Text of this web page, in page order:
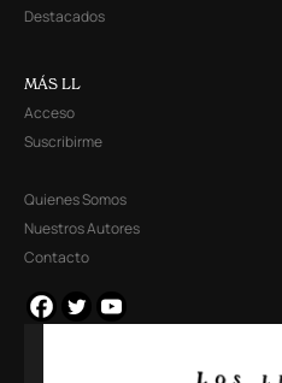
Destacados
MÁS LL
Acceso
Suscribirme
Quienes Somos
Nuestros Autores
Contacto